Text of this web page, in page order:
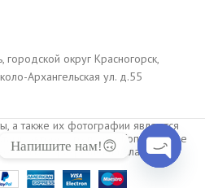
городской округ Красногорск,
Архангельская ул. д.55
а также их фотографии являются
авторского права. Копирование
только с разрешения владельца.
Напишите нам!🙃